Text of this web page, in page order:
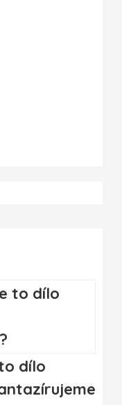
dílo